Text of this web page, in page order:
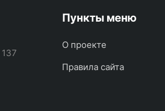
Пункты меню
О проекте
Правила сайта